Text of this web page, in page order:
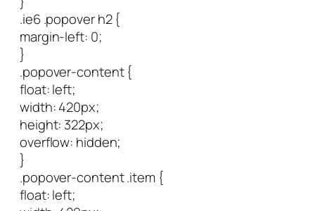
.ie6 .popover h2 {
margin-left: 0;
}
.popover-content {
float: left;
width: 420px;
height: 322px;
overflow: hidden;
}
.popover-content .item {
float: left;